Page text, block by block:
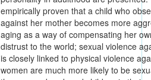
empirically proven that a child who
against her mother becomes more
aging as a way of compensating her
distrust to the world; sexual violence
is closely linked to physical violence
women are much more likely to be